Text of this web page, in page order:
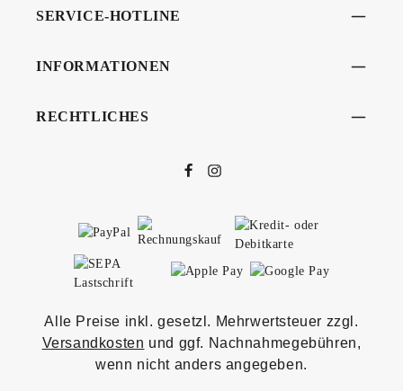
SERVICE-HOTLINE
INFORMATIONEN
RECHTLICHES
Alle Preise inkl. gesetzl. Mehrwertsteuer zzgl.
Versandkosten und ggf. Nachnahmegebühren,
wenn nicht anders angegeben.